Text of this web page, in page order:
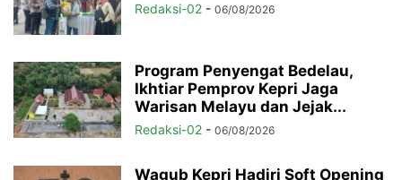
Redaksi-02 - 06/08/2026
Program Penyengat Bedelau,
Ikhtiar Pemprov Kepri Jaga
Warisan Melayu dan Jejak...
Redaksi-02 - 06/08/2026
Wagub Kepri Hadiri Soft Opening